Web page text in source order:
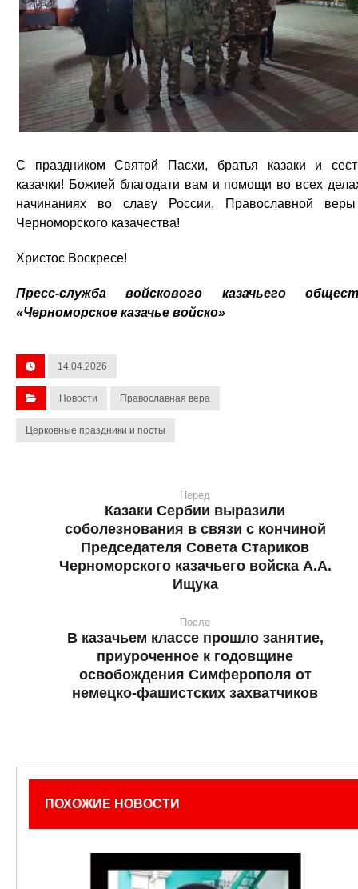
С праздником Святой Пасхи, братья казаки и
казачки! Божией благодати вам и помощи во всех
начинаниях во славу России, Православной
Черноморского казачества!
Христос Воскресе!
Пресс-служба войскового казачьего
«Черноморское казачье войско»
14.04.2026
Новости Православная вера
Церковные праздники и посты
Перед
Казаки Сербии выразили
соболезнования в связи с кончиной
Председателя Совета Стариков
Черноморского казачьего войска А.А.
Ищука
После
В казачьем классе прошло занятие,
приуроченное к годовщине
освобождения Симферополя от
немецко-фашистских захватчиков
ПОХОЖИЕ НОВОСТИ